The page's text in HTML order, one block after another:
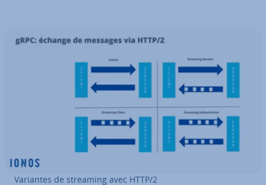
Variantes de streaming avec HTTP/2